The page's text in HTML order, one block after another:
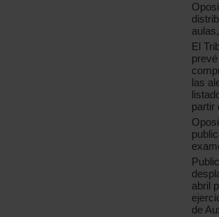
El
las
partir
abril
de